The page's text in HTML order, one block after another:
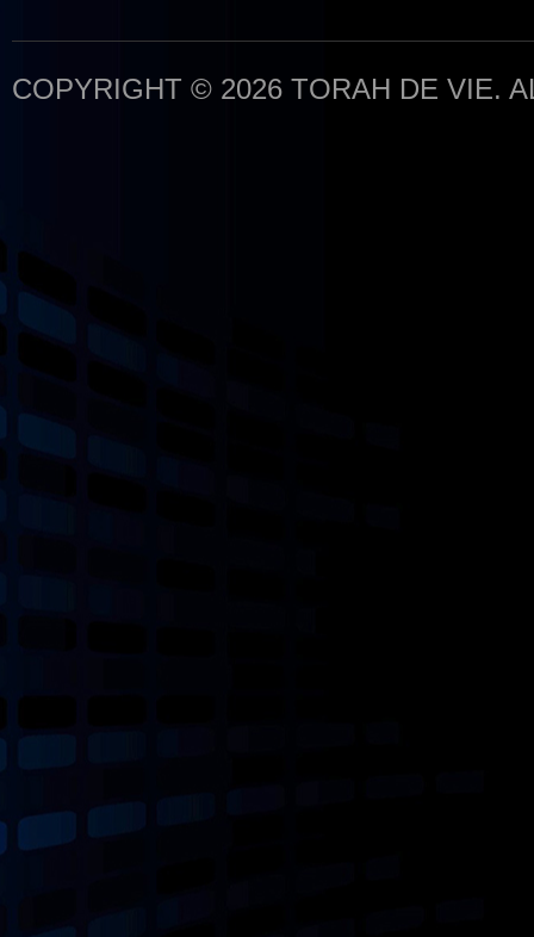
COPYRIGHT © 2026 TORAH DE VIE.